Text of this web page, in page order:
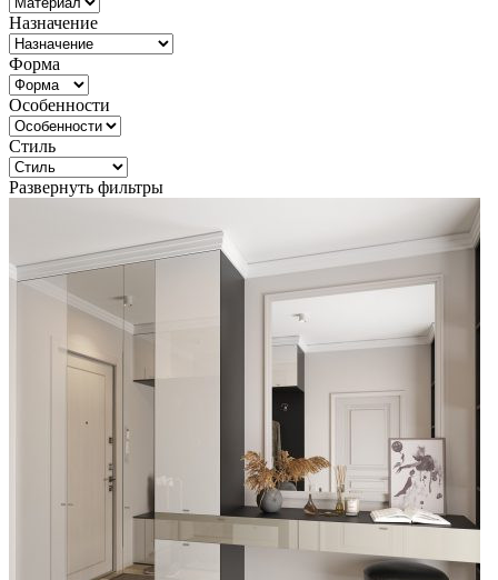
Назначение
Форма
Особенности
Стиль
Развернуть фильтры